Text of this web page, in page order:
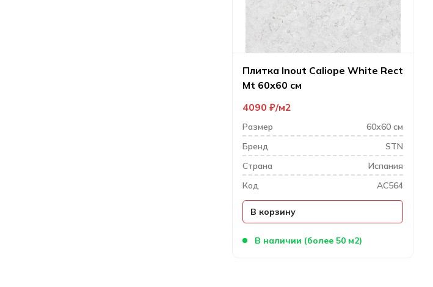
Плитка Inout Caliope White Rect
Mt 60х60 см
В наличии (более 50 м2)
4090 ₽ м2
Размер
60х60 см
Бренд
STN
Cтрана
Испания
Код
AC564
В корзину